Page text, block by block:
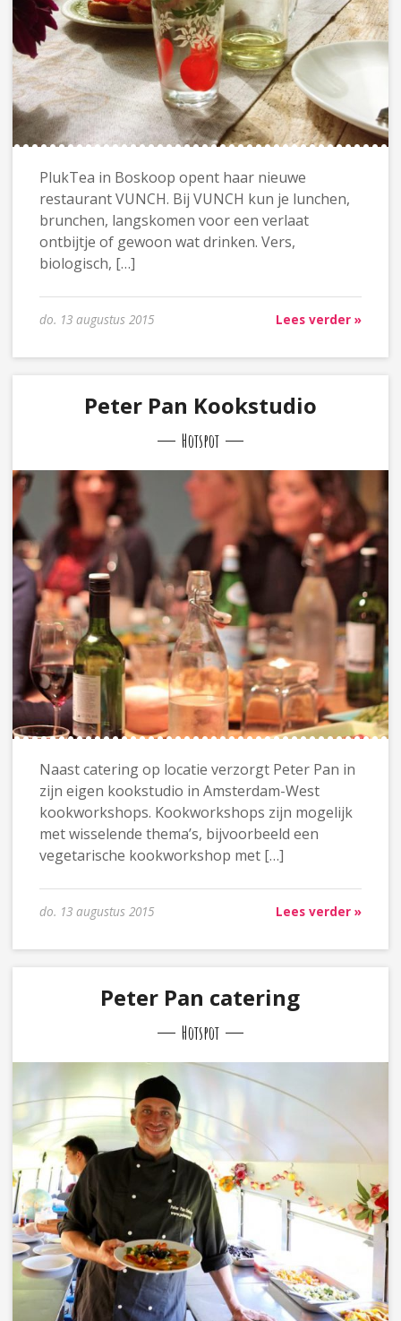
PlukTea in Boskoop opent haar nieuwe
restaurant VUNCH. Bij VUNCH kun je lunchen,
brunchen, langskomen voor een verlaat
ontbijtje of gewoon wat drinken. Vers,
biologisch, […]
do. 13 augustus 2015 Lees verder »
Peter Pan Kookstudio
Hotspot
Naast catering op locatie verzorgt Peter Pan in
zijn eigen kookstudio in Amsterdam-West
kookworkshops. Kookworkshops zijn mogelijk
met wisselende thema’s, bijvoorbeeld een
vegetarische kookworkshop met […]
do. 13 augustus 2015 Lees verder »
Peter Pan catering
Hotspot